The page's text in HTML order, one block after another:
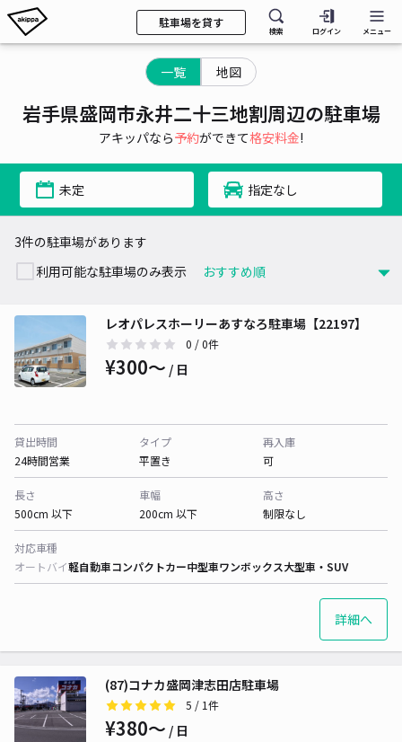
駐車場を貸す
検索 ログイン メニュー
一覧 地図
岩手県盛岡市永井二十三地割周辺の駐車場
アキッパなら予約ができて格安料金!
未定 指定なし
3件の駐車場があります
利用可能な駐車場のみ表示
レオパレスホーリーあすなろ駐車場【22197】
0 / 0件
¥300〜 / 日
貸出時間
24時間営業
タイプ
平置き
再入庫
可
長さ
500cm 以下
車幅
200cm 以下
高さ
制限なし
対応車種
オートバイ軽自動車コンパクトカー中型車ワンボックス大型車・SUV
詳細へ
(87)コナカ盛岡津志田店駐車場
5 / 1件
¥380〜 / 日